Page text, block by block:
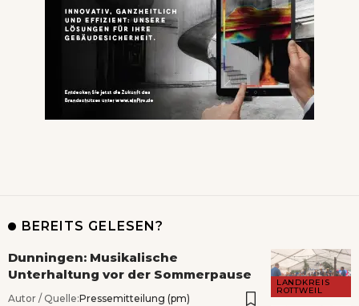
BEREITS GELESEN?
LANDKREIS
ROTTWEIL
Dunningen: Musikalische
Unterhaltung vor der Sommerpause
Autor / Quelle:Pressemitteilung (pm)